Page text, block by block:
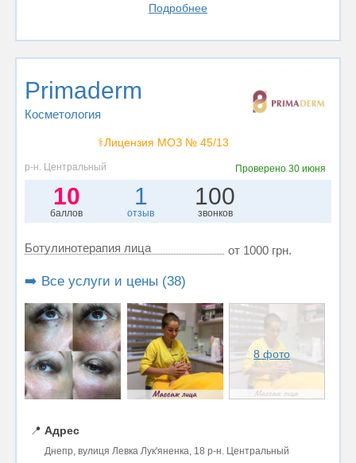
Подробнее
Primaderm
Косметология
⚕️Лицензия МОЗ № 45/13
р-н. Центральный Проверено 30 июня
10
баллов
1
отзыв
100
звонков
Ботулинотерапия лица от 1000 грн.
➡️ Все услуги и цены (38)
8 фото
📍 Адрес
Днепр, вулиця Левка Лук'яненка, 18 р-н. Центральный